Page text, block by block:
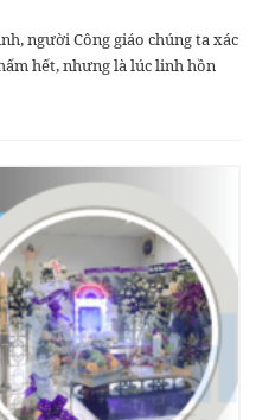
người Công giáo chúng ta xác
hết, nhưng là lúc linh hồn